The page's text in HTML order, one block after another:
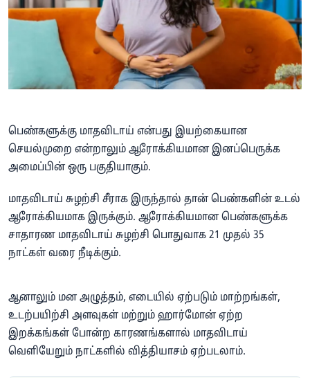
பெண்களுக்கு மாதவிடாய் என்பது இயற்கையான
செயல்முறை என்றாலும் ஆரோக்கியமான இனப்பெருக்க
அமைப்பின் ஒரு பகுதியாகும்.
மாதவிடாய் சுழற்சி சீராக இருந்தால் தான் பெண்களின் உடல்
ஆரோக்கியமாக இருக்கும். ஆரோக்கியமான பெண்களுக்க
சாதாரண மாதவிடாய் சுழற்சி பொதுவாக 21 முதல் 35
நாட்கள் வரை நீடிக்கும்.
ஆனாலும் மன அழுத்தம், எடையில் ஏற்படும் மாற்றங்கள்,
உடற்பயிற்சி அளவுகள் மற்றும் ஹார்மோன் ஏற்ற
இறக்கங்கள் போன்ற காரணங்களால் மாதவிடாய்
வெளியேறும் நாட்களில் வித்தியாசம் ஏற்படலாம்.